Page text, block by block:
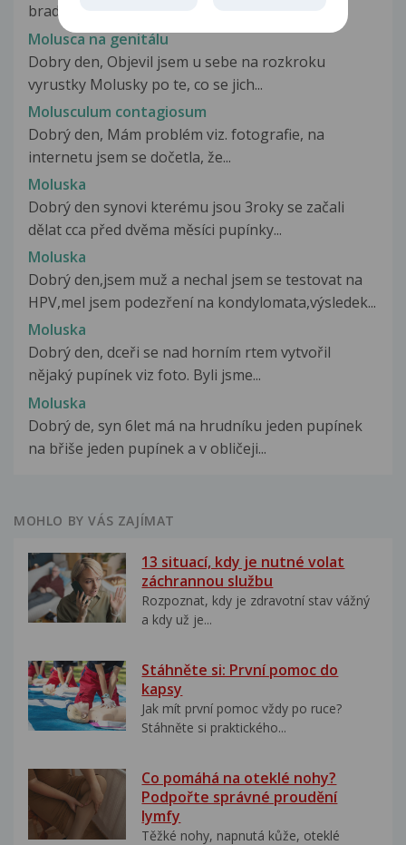
bradou pár pupínků viz. foto....
Molusca na genitálu
Dobry den, Objevil jsem u sebe na rozkroku
vyrustky Molusky po te, co se jich...
Molusculum contagiosum
Dobrý den, Mám problém viz. fotografie, na
internetu jsem se dočetla, že...
Moluska
Dobrý den synovi kterému jsou 3roky se začali
dělat cca před dvěma měsíci pupínky...
Moluska
Dobrý den,jsem muž a nechal jsem se testovat na
HPV,mel jsem podezření na kondylomata,výsledek...
Moluska
Dobrý den, dceři se nad horním rtem vytvořil
nějaký pupínek viz foto. Byli jsme...
Moluska
Dobrý de, syn 6let má na hrudníku jeden pupínek
na břiše jeden pupínek a v obličeji...
MOHLO BY VÁS ZAJÍMAT
13 situací, kdy je nutné volat
záchrannou službu
Rozpoznat, kdy je zdravotní stav vážný
a kdy už je...
Stáhněte si: První pomoc do
kapsy
Jak mít první pomoc vždy po ruce?
Stáhněte si praktického...
Co pomáhá na oteklé nohy?
Podpořte správné proudění
lymfy
Těžké nohy, napnutá kůže, oteklé